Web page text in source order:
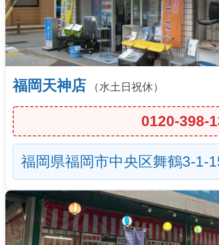
福岡天神店 （水土日祝休）
0120-398-
福岡県福岡市中央区舞鶴3-1-